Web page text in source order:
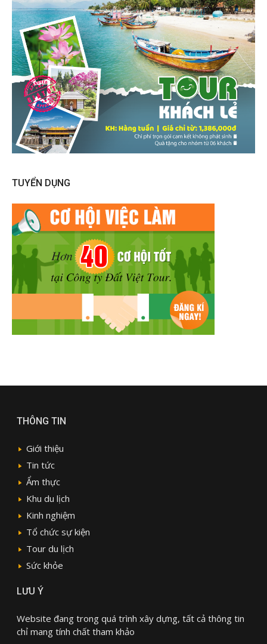
TUYỂN DỤNG
THÔNG TIN
Giới thiệu
Tin tức
Ẩm thực
Khu du lịch
Kinh nghiệm
Tổ chức sự kiện
Tour du lịch
Sức khỏe
LƯU Ý
Website đang trong quá trình xây dựng, tất cả thông tin
chỉ mang tính chất tham khảo